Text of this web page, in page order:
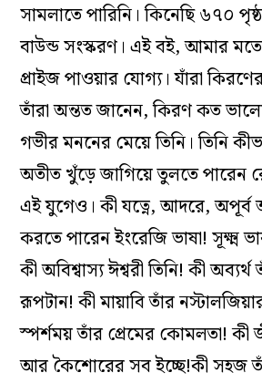
সামলাতে পারিনি। কিনেছি ৬৭০
বাউন্ড সংস্করণ। এই বই, আমার
প্রাইজ পাওয়ার যোগ্য। যাঁরা
তাঁরা অন্তত জানেন, কিরণ কত
গভীর মননের মেয়ে তিনি। তিনি
অতীত খুঁড়ে জাগিয়ে তুলতে পারেন
এই যুগেও। কী যত্নে, আদরে,
করতে পারেন ইংরেজি ভাষা! সূক্ষ্ম
কী অবিশ্বাস্য ঈশ্বরী তিনি! কী
রূপটান! কী মায়াবি তাঁর
স্পর্শময় তাঁর প্রেমের কোমলতা! কী
আর কৈশোরের সব ইচ্ছে!কী সহজ